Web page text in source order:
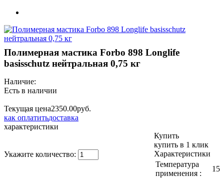
Полимерная мастика Forbo 898 Longlife
basisschutz нейтральная 0,75 кг
Наличие:
Есть в наличии
Текущая цена2350.00руб.
как оплатитьдоставка
характеристики
Укажите количество:
Купить
купить в 1 клик
Характеристики
Температура
применения :